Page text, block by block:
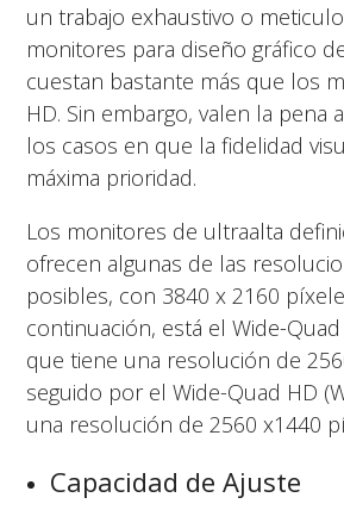
un trabajo exhaustivo o
monitores para diseño gráfico
cuestan bastante más que los
HD. Sin embargo, valen la pena
los casos en que la fidelidad
máxima prioridad.
Los monitores de ultraalta
ofrecen algunas de las
posibles, con 3840 x 2160
continuación, está el Wide-
que tiene una resolución de
seguido por el Wide-Quad HD
una resolución de 2560 x1440
Capacidad de Ajuste